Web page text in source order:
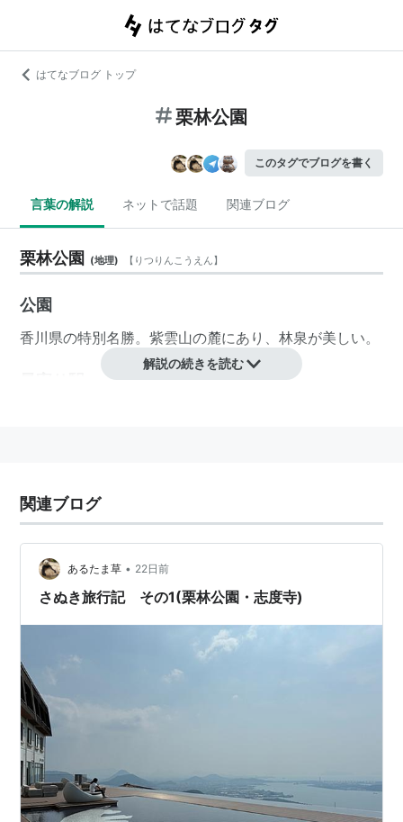
はてなブログ トップ
栗林公園
このタグでブログを書く
言葉の解説 ネットで話題 関連ブログ
栗林公園 (地理) 【 りつりんこうえん】
公園
香川県の特別名勝。紫雲山の麓にあり、林泉が美しい。
解説の続きを読む
関連ブログ
あるたま草 • 22日前
さぬき旅行記 その1(栗林公園・志度寺)